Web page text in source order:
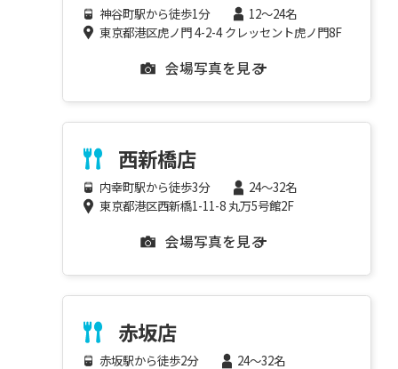
神谷町駅から徒歩1分
12～24名
東京都港区虎ノ門 4-2-4 クレッセント虎ノ門8F
会場写真を見る
西新橋店
内幸町駅から徒歩3分
24～32名
東京都港区西新橋1-11-8 丸万5号館2F
会場写真を見る
赤坂店
赤坂駅から徒歩2分
24～32名